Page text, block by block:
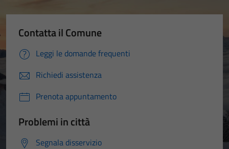
Contatta il Comune
Leggi le domande frequenti
Richiedi assistenza
Prenota appuntamento
Problemi in città
Segnala disservizio